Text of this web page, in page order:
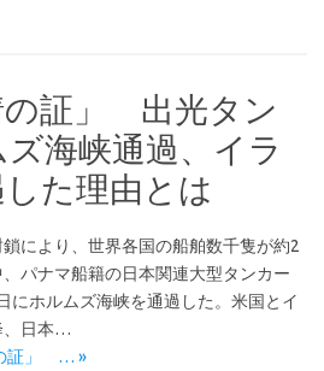
の証」 出光タン
海峡通過、イラ
た理由とは
により、世界各国の船舶数千隻が約2
パナマ船籍の日本関連大型タンカー
にホルムズ海峡を通過した。米国とイ
、日本…
証」 … »